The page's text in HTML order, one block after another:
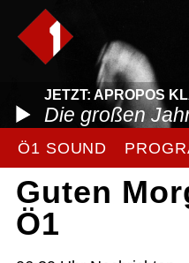
JETZT: APROPOS
Die großen
Ö1 SOUND
Guten
Ö1